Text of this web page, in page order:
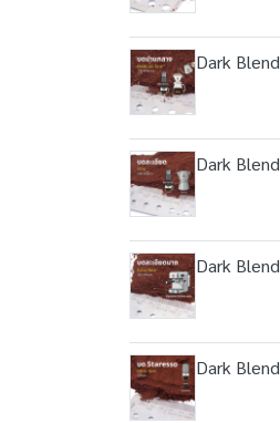
Dark Blend
Dark Blend
Dark Blend
Dark Blend